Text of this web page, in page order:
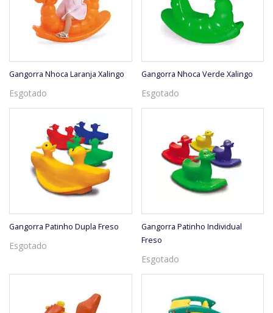
Gangorra Nhoca Laranja Xalingo
Esgotado
Gangorra Nhoca Verde Xalingo
Esgotado
Gangorra Patinho Dupla Freso
Esgotado
Gangorra Patinho Individual
Freso
Esgotado